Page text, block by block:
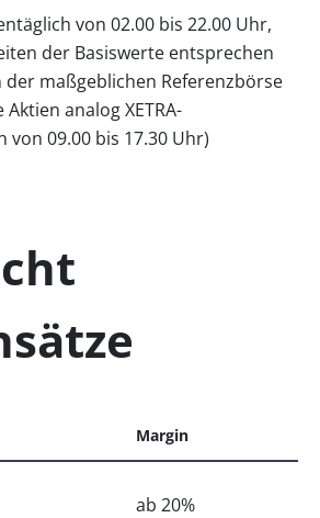
von 02.00 bis 22.00 Uhr,
der Basiswerte entsprechen
der maßgeblichen Referenzbörse
analog XETRA-
von 09.00 bis 17.30 Uhr)
Margin
ab 20%